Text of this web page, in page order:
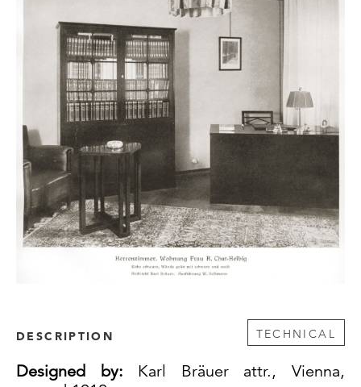
DESCRIPTION TECHNICAL
Designed by: Karl Bräuer attr., Vienna,